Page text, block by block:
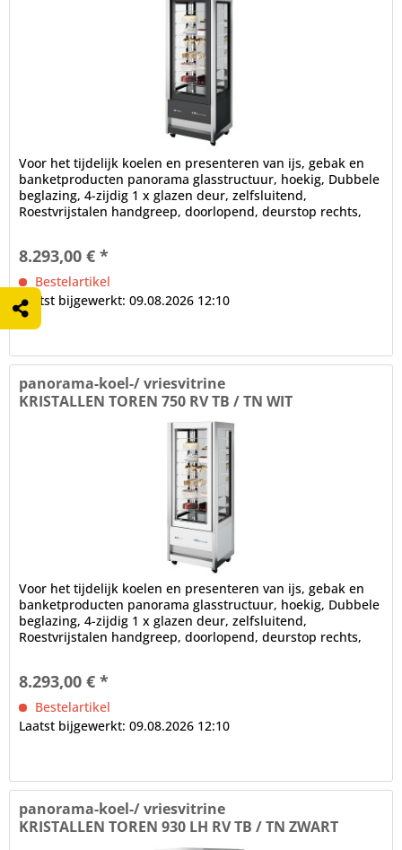
Voor het tijdelijk koelen en presenteren van ijs, gebak en
banketproducten panorama glasstructuur, hoekig, Dubbele
beglazing, 4-zijdig 1 x glazen deur, zelfsluitend,
Roestvrijstalen handgreep, doorlopend, deurstop rechts,
8.293,00 € *
Bestelartikel
Laatst bijgewerkt: 09.08.2026 12:10
panorama-koel-/ vriesvitrine
KRISTALLEN TOREN 750 RV TB / TN WIT
Voor het tijdelijk koelen en presenteren van ijs, gebak en
banketproducten panorama glasstructuur, hoekig, Dubbele
beglazing, 4-zijdig 1 x glazen deur, zelfsluitend,
Roestvrijstalen handgreep, doorlopend, deurstop rechts,
8.293,00 € *
Bestelartikel
Laatst bijgewerkt: 09.08.2026 12:10
panorama-koel-/ vriesvitrine
KRISTALLEN TOREN 930 LH RV TB / TN ZWART